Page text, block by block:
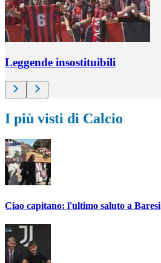
Leggende insostituibili
I più visti di Calcio
Ciao capitano: l'ultimo saluto a Baresi